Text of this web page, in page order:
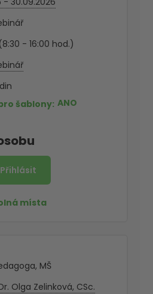
- 16:00 hod.)
šablony ANO
, MŠ
Olga Zelinková, CSc.